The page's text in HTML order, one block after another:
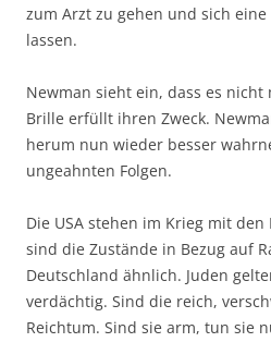
zum Arzt zu gehen und sich
lassen.
Newman sieht ein, dass es
Brille erfüllt ihren Zweck.
herum nun wieder besser
ungeahnten Folgen.
Die USA stehen im Krieg mit
sind die Zustände in Bezug auf
Deutschland ähnlich. Juden
verdächtig. Sind die reich,
Reichtum. Sind sie arm, tun sie